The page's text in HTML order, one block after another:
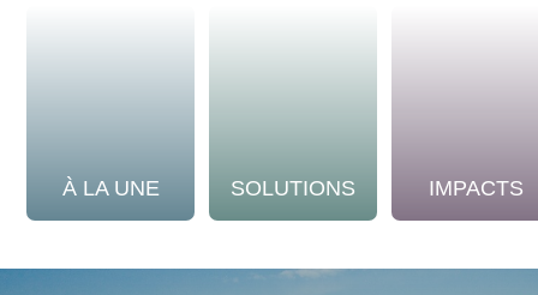
À LA UNE SOLUTIONS IMPACTS